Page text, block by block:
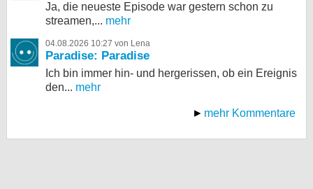
Ja, die neueste Episode war gestern schon zu
streamen,... mehr
04.08.2026 10:27 von Lena
Paradise: Paradise
Ich bin immer hin- und hergerissen, ob ein Ereignis
den... mehr
mehr Kommentare